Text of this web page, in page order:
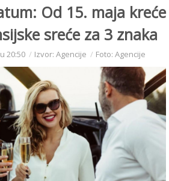
Od 15. maja kreće
sreće za 3 znaka
20:50 Izvor: Agencije Foto: Agencije